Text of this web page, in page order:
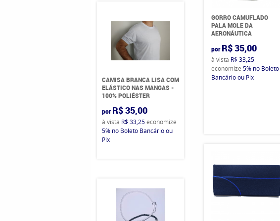
CAMISA BRANCA LISA COM
ELÁSTICO NAS MANGAS -
100% POLIÉSTER
por R$ 35,00
à vista R$ 33,25economize
5% no Boleto Bancário ou
Pix
GORRO CAMUFLADO
PALA MOLE DA
AERONÁUTICA
por R$ 35,00
à vista R$ 33,25
economize 5% no Boleto
Bancário ou Pix